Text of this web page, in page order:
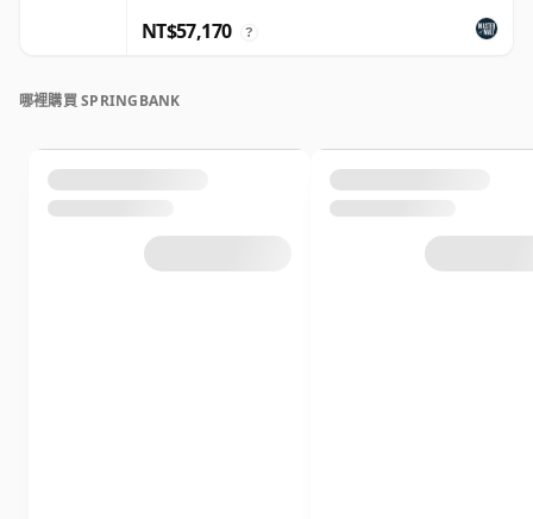
NT$57,170 ?
哪裡購買 SPRINGBANK